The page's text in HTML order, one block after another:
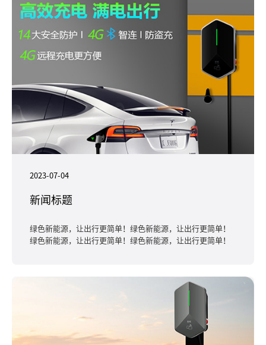
2023-07-04
新闻标题
绿色新能源，让出行更简单！绿色新能源，让出行更简单！
绿色新能源，让出行更简单！绿色新能源，让出行更简单！